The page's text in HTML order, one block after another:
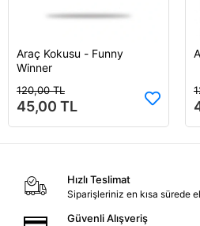
Sepete Ekle
Araç Kokusu - Funny
Winner
120,00 TL
45,00 TL
Hızlı Teslimat
Siparişleriniz en kısa sürede
Güvenli Alışveriş